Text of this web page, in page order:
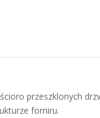
przeszklonych
forniru.